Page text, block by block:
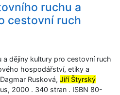
ruchu a
cestovní ruch
dějiny kultury pro cestovní ruch
hospodářství, etiky a
Rusková, Jiří Štyrský
2000 . 340 stran . ISBN 80-